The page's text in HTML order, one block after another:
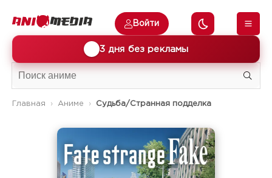
3 дня без рекламы
Войти
Главная Аниме Судьба/Странная подделка